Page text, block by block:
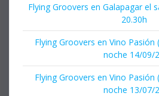
Flying Groovers en Galapagar el
20.30h
Flying Groovers en Vino Pasión
noche 14/09/
Flying Groovers en Vino Pasión
noche 13/07/